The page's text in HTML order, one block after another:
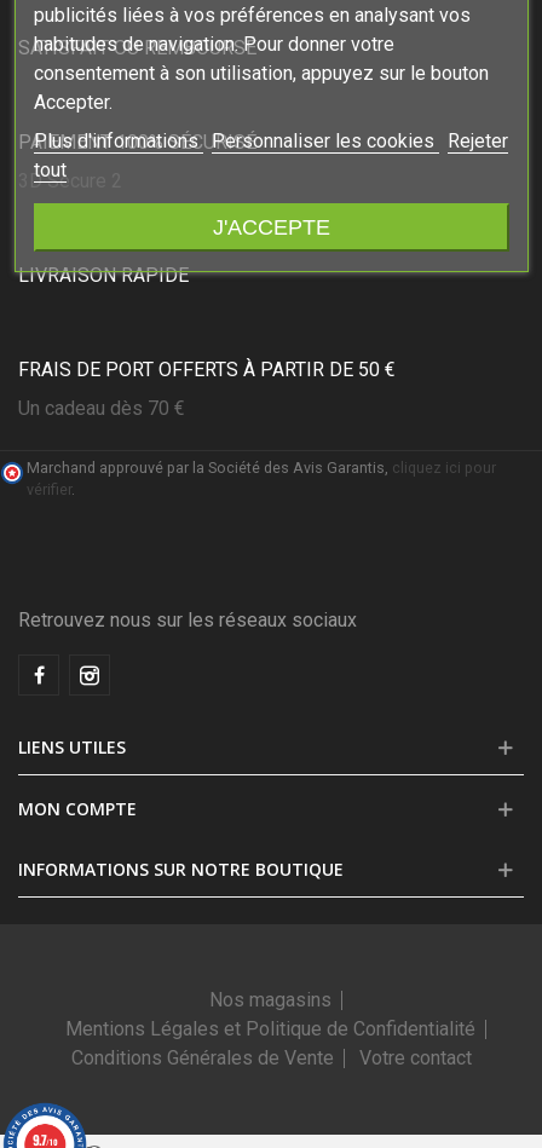
SATISFAIT OU REMBOURSÉ
PAIEMENT 100% SÉCURISÉ
3D Secure 2
LIVRAISON RAPIDE
FRAIS DE PORT OFFERTS À PARTIR DE 50 €
Un cadeau dès 70 €
Marchand approuvé par la Société des Avis Garantis, cliquez ici pour
vérifier.
publicités liées à vos préférences en analysant vos
habitudes de navigation. Pour donner votre
consentement à son utilisation, appuyez sur le bouton
Accepter.
Plus d'informations Personnaliser les cookies
Rejeter
tout
J'ACCEPTE
Retrouvez nous sur les réseaux sociaux
INFORMATIONS SUR NOTRE BOUTIQUE
LIENS UTILES
MON COMPTE
Nos magasins
Mentions Légales et Politique de Confidentialité
Conditions Générales de Vente
Votre contact
9.7/10